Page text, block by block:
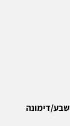
דימונה